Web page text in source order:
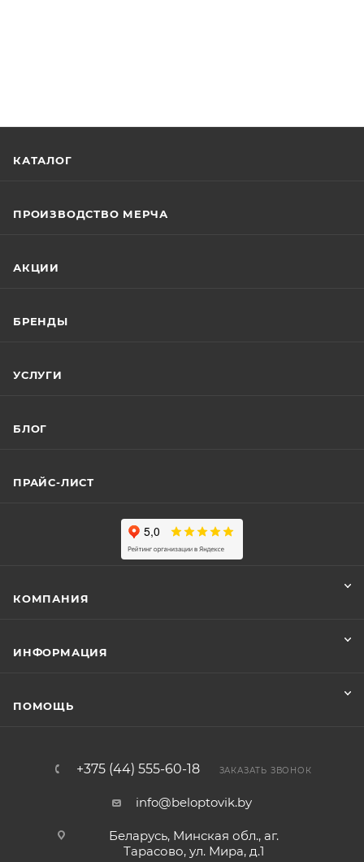
КАТАЛОГ
ПРОИЗВОДСТВО МЕРЧА
АКЦИИ
БРЕНДЫ
УСЛУГИ
БЛОГ
ПРАЙС-ЛИСТ
КОМПАНИЯ
ИНФОРМАЦИЯ
ПОМОЩЬ
+375 (44) 555-60-18 ЗАКАЗАТЬ ЗВОНОК
info@beloptovik.by
Беларусь, Минская обл., аг.
Тарасово, ул. Мира, д.1